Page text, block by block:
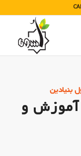
بنیادین
آموزش و